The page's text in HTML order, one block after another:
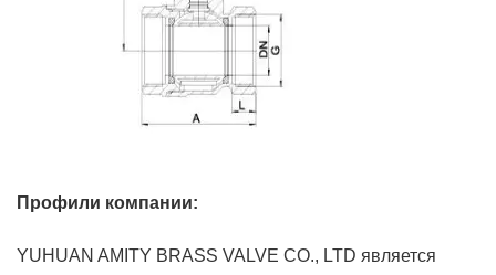
Профили компании:
YUHUAN AMITY BRASS VALVE CO., LTD является